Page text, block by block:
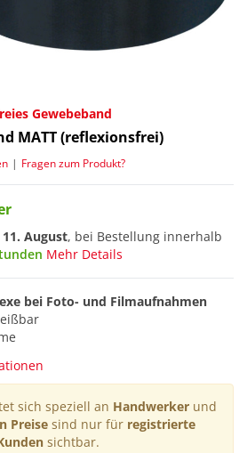
Gewebeband
MATT (reflexionsfrei)
| Fragen zum Produkt?
August, bei Bestellung innerhalb
Mehr Details
bei Foto- und Filmaufnahmen
sich speziell an Handwerker und
Preisesind nur für registrierte
sichtbar.